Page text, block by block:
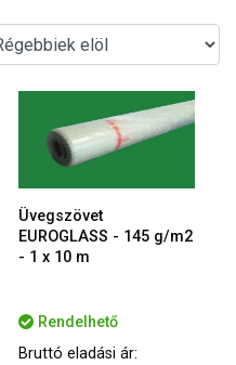
Üvegszövet
EUROGLASS - 145 g/m2
- 1 x 10 m
Rendelhető
Bruttó eladási ár: